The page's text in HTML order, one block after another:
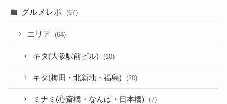
グルメレポ (67)
エリア (64)
キタ(大阪駅前ビル) (10)
キタ(梅田・北新地・福島) (20)
ミナミ(心斎橋・なんば・日本橋) (7)